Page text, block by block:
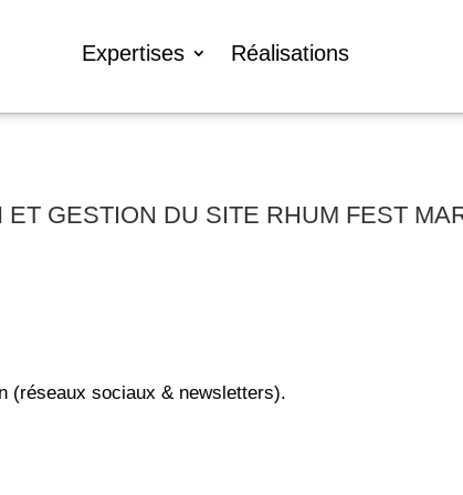
Expertises Réalisations
ET GESTION DU SITE RHUM FEST
(réseaux sociaux & newsletters).